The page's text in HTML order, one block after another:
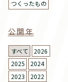
つくったもの
公開年
すべて
2026
2025
2024
2023
2022